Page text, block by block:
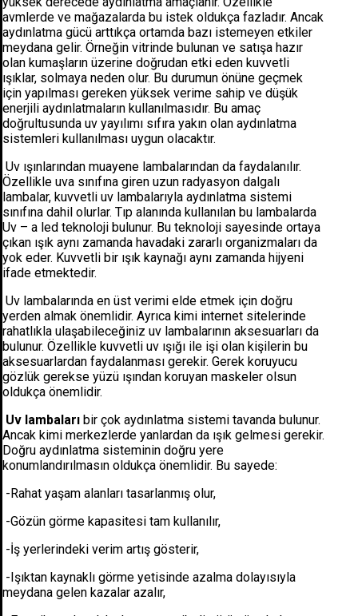
avmlerde ve mağazalarda bu istek oldukça fazladır. Ancak
aydınlatma gücü arttıkça ortamda bazı istemeyen etkiler
meydana gelir. Örneğin vitrinde bulunan ve satışa hazır
olan kumaşların üzerine doğrudan etki eden kuvvetli
ışıklar, solmaya neden olur. Bu durumun önüne geçmek
için yapılması gereken yüksek verime sahip ve düşük
enerjili aydınlatmaların kullanılmasıdır. Bu amaç
doğrultusunda uv yayılımı sıfıra yakın olan aydınlatma
sistemleri kullanılması uygun olacaktır.
Uv ışınlarından muayene lambalarından da faydalanılır.
Özellikle uva sınıfına giren uzun radyasyon dalgalı
lambalar, kuvvetli uv lambalarıyla aydınlatma sistemi
sınıfına dahil olurlar. Tıp alanında kullanılan bu lambalarda
Uv – a led teknoloji bulunur. Bu teknoloji sayesinde ortaya
çıkan ışık aynı zamanda havadaki zararlı organizmaları da
yok eder. Kuvvetli bir ışık kaynağı aynı zamanda hijyeni
ifade etmektedir.
Uv lambalarında en üst verimi elde etmek için doğru
yerden almak önemlidir. Ayrıca kimi internet sitelerinde
rahatlıkla ulaşabileceğiniz uv lambalarının aksesuarları da
bulunur. Özellikle kuvvetli uv ışığı ile işi olan kişilerin bu
aksesuarlardan faydalanması gerekir. Gerek koruyucu
gözlük gerekse yüzü ışından koruyan maskeler olsun
oldukça önemlidir.
Uv lambaları bir çok aydınlatma sistemi tavanda bulunur.
Ancak kimi merkezlerde yanlardan da ışık gelmesi gerekir.
Doğru aydınlatma sisteminin doğru yere
konumlandırılmasın oldukça önemlidir. Bu sayede:
-Rahat yaşam alanları tasarlanmış olur,
-Gözün görme kapasitesi tam kullanılır,
-İş yerlerindeki verim artış gösterir,
-Işıktan kaynaklı görme yetisinde azalma dolayısıyla
meydana gelen kazalar azalır,